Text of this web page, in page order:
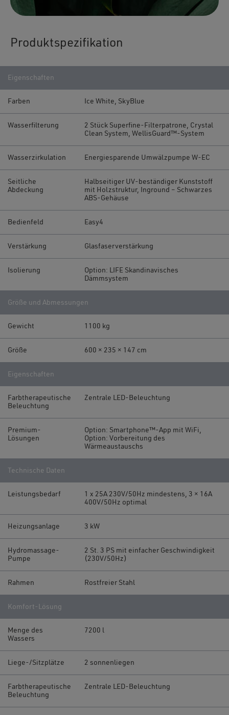
Produktspezifikation
Eigenschaften
Farben Ice White, SkyBlue
Wasserfilterung
2 Stück Superfine-Filterpatrone, Crystal
Clean System, WellisGuard™-System
Wasserzirkulation Energiesparende Umwälzpumpe W-EC
Seitliche
Abdeckung
Halbseitiger UV-beständiger Kunststoff
mit Holzstruktur, Inground – Schwarzes
ABS-Gehäuse
Bedienfeld Easy4
Verstärkung Glasfaserverstärkung
Isolierung
Option: LIFE Skandinavisches
Dämmsystem
Größe und Abmessungen
Gewicht 1100 kg
Größe 600 × 235 × 147 cm
Eigenschaften
Farbtherapeutische
Beleuchtung
Zentrale LED-Beleuchtung
Premium-
Lösungen
Option: Smartphone™-App mit WiFi,
Option: Vorbereitung des
Wärmeaustauschs
Technische Daten
Leistungsbedarf
1 x 25A 230V/50Hz mindestens, 3 × 16A
400V/50Hz optimal
Heizungsanlage 3 kW
Hydromassage-
Pumpe
2 St. 3 PS mit einfacher Geschwindigkeit
(230V/50Hz)
Rahmen Rostfreier Stahl
Komfort-Lösung
Menge des
Wassers
7200 l
Liege-/Sitzplätze 2 sonnenliegen
Farbtherapeutische
Beleuchtung
Zentrale LED-Beleuchtung